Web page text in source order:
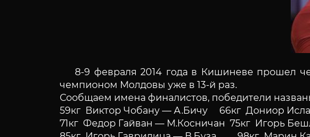
8-9 февраля 2014 года в Кишиневе прошел
чемпионом Молдовы уже в 13-й раз.
Сообщаем имена финалистов, победители
59кг Виктор Чобану — А.Бичу 66кг Дониор
71кг Федор Гайван — М.Косничан 75кг Игорь